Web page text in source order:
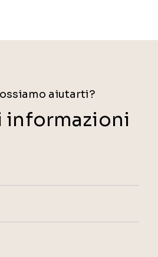
aiutarti?
informazioni